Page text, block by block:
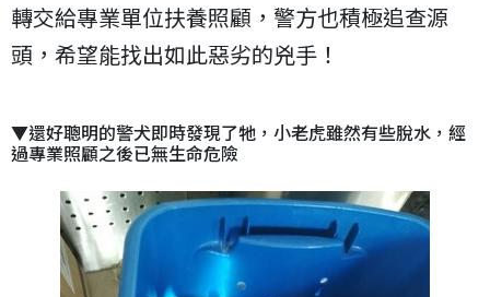
轉交給專業單位扶養照顧，警方也積極追查源
頭，希望能找出如此惡劣的兇手！
▼還好聰明的警犬即時發現了牠，小老虎雖然有些脫水，經
過專業照顧之後已無生命危險